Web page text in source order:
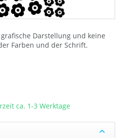
Darstellung und keine
Farben und der Schrift.
ca. 1-3 Werktage